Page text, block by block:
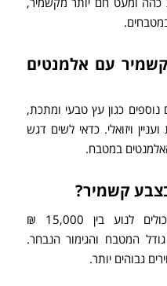
כהה ומעט חם יותר מקשמיר,
עם אלמנטים
כגון עץ טבעי ומתכת,
ויזואלי. כדאי לשים דגש
במטבח.
קשמיר?
מחירי מטבחים בצבע קשמיר יכולים לנוע בין 15,000 ₪
גודל המטבח והגימור הנבחר.
גבוהים יותר.